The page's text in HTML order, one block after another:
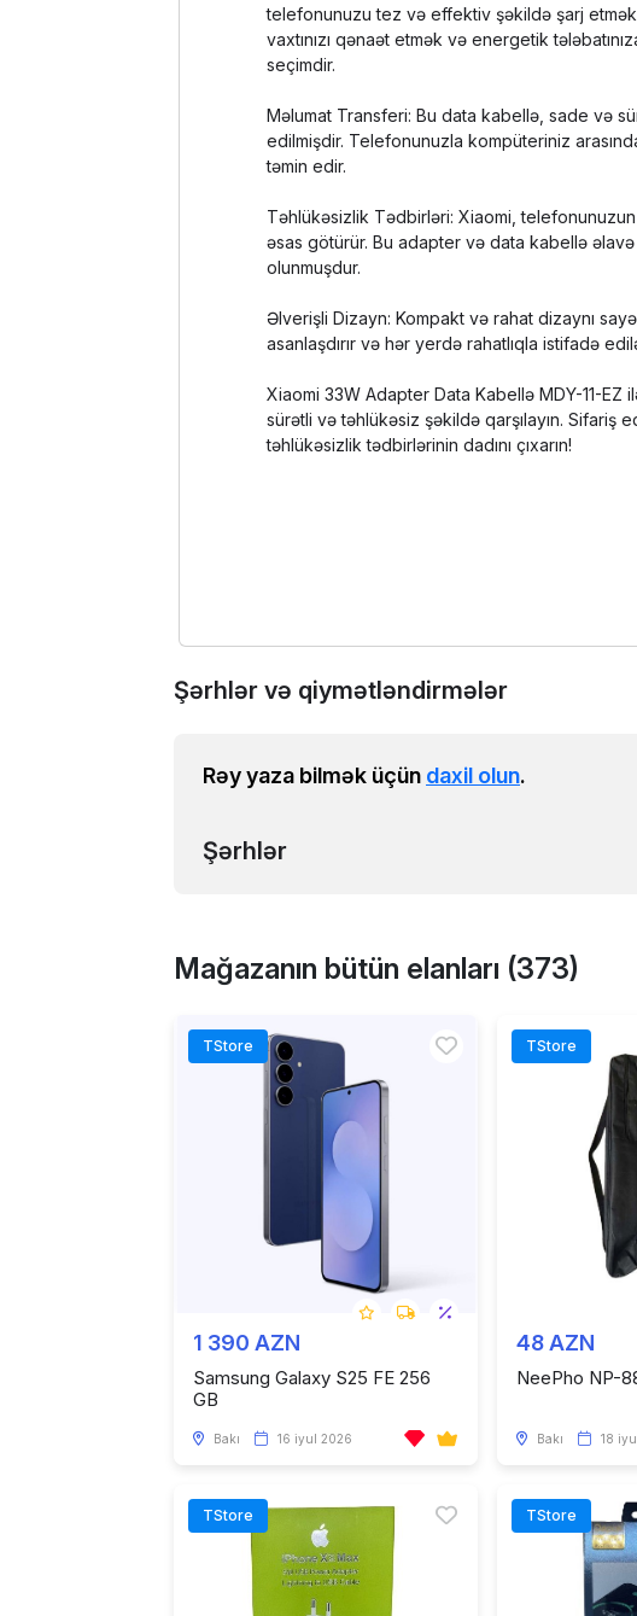
telefonunuzu tez və effektiv şəkildə şarj
vaxtınızı qənaət etmək və energetik
seçimdir.
Məlumat Transferi: Bu data kabellə, sade və
edilmişdir. Telefonunuzla kompüteriniz
təmin edir.
Təhlükəsizlik Tədbirləri: Xiaomi, telefonunuzun
əsas götürür. Bu adapter və data kabellə
olunmuşdur.
Əlverişli Dizayn: Kompakt və rahat dizaynı
asanlaşdırır və hər yerdə rahatlıqla istifadə
Xiaomi 33W Adapter Data Kabellə MDY-11-EZ
sürətli və təhlükəsiz şəkildə qarşılayın. Sifariş
təhlükəsizlik tədbirlərinin dadını çıxarın!
Şərhlər və qiymətləndirmələr
Rəy yaza bilmək üçün daxil olun.
Şərhlər
Mağazanın bütün elanları (373)
TStore
1 390 AZN
Samsung Galaxy S25 FE 256
GB
Bakı 16 iyul 2026
TStore
48 AZN
NeePho NP-
Bakı 18
TStore TStore